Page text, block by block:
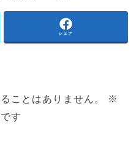
シェア
ことはありません。
※
す